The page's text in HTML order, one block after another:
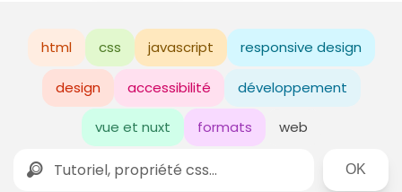
html css javascript responsive design
design accessibilité développement
vue et nuxt formats web
Rechercher